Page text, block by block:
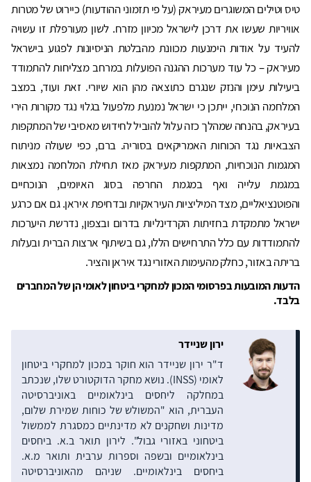
טיס וטילים המשוגרים מעיראק (על פי תזמוני ההודעות) כיירוט של מטרות
אוויריות שעשו את דרכן לישראל מכיוון מזרח. לשון מעורפלת זו עשויה
להעיד על אודות הימנעות מכוונת מהבלטת הניסיונות לפגוע בישראל
מעיראק – כל עוד מערכות ההגנה הפועלות במרחב מצליחות להתמודד
ביעילות עימן והנזק שנגרם כתוצאה מהן הוא שיורי. זאת ועוד, במצב
המלחמה הנוכחי, ייתכן כי ישראל נמנעת מלפעול בגלוי נגד מקורות הירי
בעיראק, בהנחה שמהלך כזה עלול להוביל לחידוש מאסיבי של המתקפות
הצבאיות נגד הכוחות האמריקאים בסוריה. ברם, כפי שעולה מניתוח
המגמות הנוכחיות, המתקפות מעיראק מאז תחילת המלחמה נמצאות
במגמת עלייה ואף במגמת החרפה בסוג האיומים, הנוכחיים
והפוטנציאליים, מצד המיליציות העיראקיות ובדחיפת איראן. גם אם כרגע
ישראל מתמקדת בחזיתות הקרדינליות בדרום ובצפון, נדרשת היערכות
להתמודדות עם כלל התרחישים הללו, גם בשיתוף ארצות הברית ובעלות
בריתה באזור, כחלק מהעימות האזורי נגד איראן והציר.
הדעות המובעות בפרסומי המכון למחקרי ביטחון לאומי הן של המחברים
בלבד.
ירון שניידר
ד"ר ירון שניידר הוא חוקר במכון למחקרי ביטחון
לאומי (INSS). נושא מחקר הדוקטורט שלו, שנכתב
במחלקה ליחסים בינלאומיים באוניברסיטה
העברית, הוא "המשולש של כוחות שמירת שלום,
מדינות ושחקנים לא מדינתיים כמסגרת לממשול
ביטחוני באזורי גבול". לירון תואר ב.א. ביחסים
בינלאומיים ובשפה וספרות ערבית ותואר מ.א.
ביחסים בינלאומיים. שניהם מהאוניברסיטה